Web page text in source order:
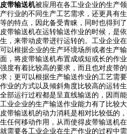
皮带输送机被应用在各工业企业的生产
产行业的不同生产工艺需求，还更具有
等的特点，因此备受青睐，同时也得到了
皮带输送机在运转输送作业的时候，是
生，来带动皮带进行运转的。工业企业
可以根据企业的生产环境场所或者生产
面，将皮带输送机布置成或短或长的作
强度有着比较高的要求，而且也对皮带
求；更可以根据生产输送作业的工艺需
作业的方式以及倾斜角度比较高的运转
全部运行过程都是呈直线输送的，因而
工业企业的生产输送作业能力有了比较大
皮带输送机的动力消耗是相对比较低的
生任何移动作用，从而使得皮带输送机
就需要各工业企业在生产作业的过程中